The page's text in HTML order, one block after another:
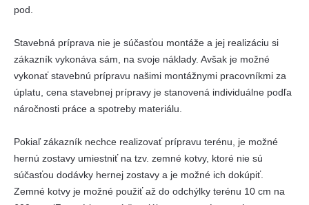
pod.
Stavebná príprava nie je súčasťou montáže a jej realizáciu si
zákazník vykonáva sám, na svoje náklady. Avšak je možné
vykonať stavebnú prípravu našimi montážnymi pracovníkmi za
úplatu, cena stavebnej prípravy je stanovená individuálne podľa
náročnosti práce a spotreby materiálu.
Pokiaľ zákazník nechce realizovať prípravu terénu, je možné
hernú zostavy umiestniť na tzv. zemné kotvy, ktoré nie sú
súčasťou dodávky hernej zostavy a je možné ich dokúpiť.
Zemné kotvy je možné použiť až do odchýlky terénu 10 cm na